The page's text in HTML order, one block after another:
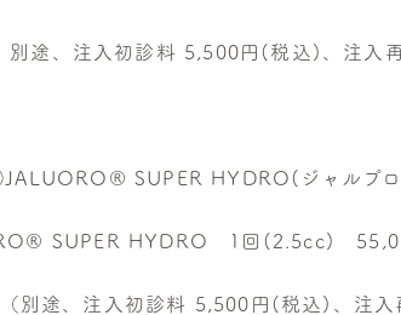
別途、注入初診料 5,500円(税込)、注入
SUPER HYDRO(ジャルプ
SUPER HYDRO 1回(2.5cc)
（別途、注入初診料 5,500円(税込)、注